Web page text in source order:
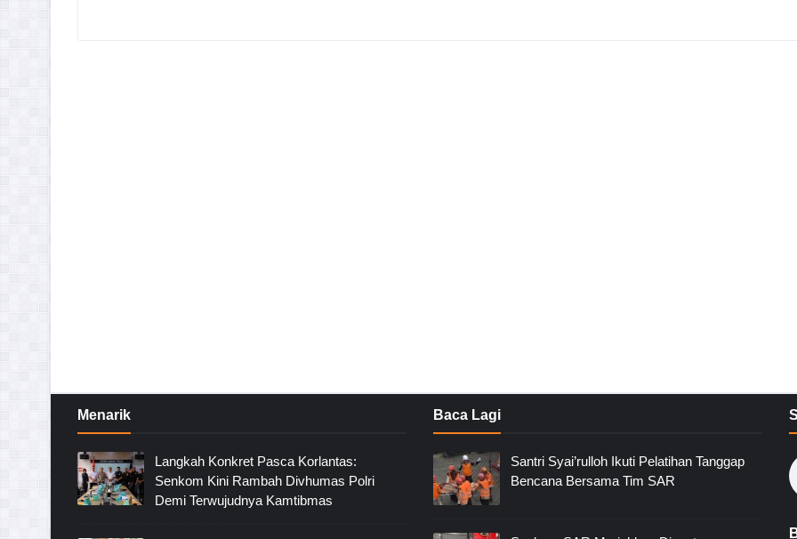
Menarik
Langkah Konkret Pasca Korlantas:
Senkom Kini Rambah Divhumas Polri
Demi Terwujudnya Kamtibmas
Baca Lagi
Santri Syai’rulloh Ikuti Pelatihan Tanggap
Bencana Bersama Tim SAR